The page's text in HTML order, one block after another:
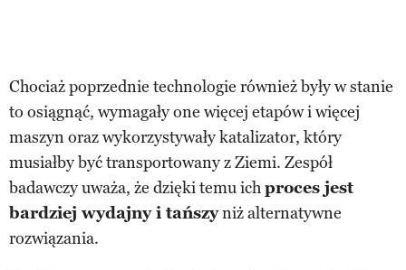
Chociaż poprzednie technologie również były w stanie
to osiągnąć, wymagały one więcej etapów i więcej
maszyn oraz wykorzystywały katalizator, który
musiałby być transportowany z Ziemi. Zespół
badawczy uważa, że dzięki temu ichproces jest
bardziej wydajny i tańszyniż alternatywne
rozwiązania.